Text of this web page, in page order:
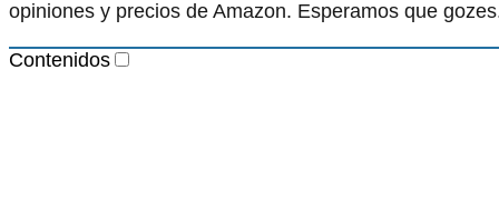
opiniones y precios de Amazon. Esperamos que
Contenidos